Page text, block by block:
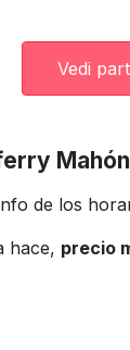
Vedi
de los
hace, precio